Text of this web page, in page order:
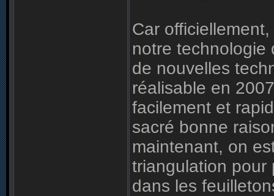
Car
notre technologie
de nouvelles
réalisable en
facilement et
sacré bonne
maintenant, on
triangulation pour
dans les